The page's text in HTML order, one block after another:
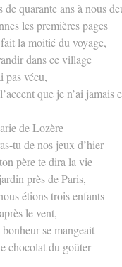
de quarante ans à nous
les premières pages
la moitié du voyage,
dans ce village
pas vécu,
que je n’ai jamais
de Lozère
tu de nos jeux d’hier
père te dira la vie
près de Paris,
étions trois enfants
le vent,
se mangeait
chocolat du goûter